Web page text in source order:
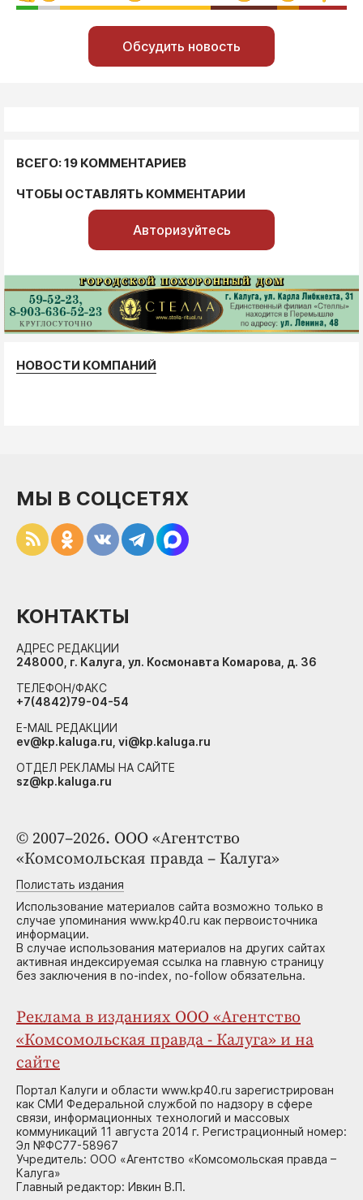
Обсудить новость
ВСЕГО: 19 КОММЕНТАРИЕВ
ЧТОБЫ ОСТАВЛЯТЬ КОММЕНТАРИИ
Авторизуйтесь
НОВОСТИ КОМПАНИЙ
© 2007–2026. ООО «Агентство
«Комсомольская правда – Калуга»
Полистать издания
Использование материалов сайта возможно только в
случае упоминания www.kp40.ru как первоисточника
информации.
В случае использования материалов на других сайтах
активная индексируемая ссылка на главную страницу
без заключения в no-index, no-follow обязательна.
Реклама в изданиях ООО «Агентство
«Комсомольская правда - Калуга» и на
сайте
Портал Калуги и области www.kp40.ru зарегистрирован
как СМИ Федеральной службой по надзору в сфере
связи, информационных технологий и массовых
коммуникаций 11 августа 2014 г. Регистрационный номер:
Эл №ФС77-58967
Учредитель: ООО «Агентство «Комсомольская правда –
Калуга»
Главный редактор: Ивкин В.П.
МЫ В СОЦСЕТЯХ
КОНТАКТЫ
АДРЕС РЕДАКЦИИ
248000, г. Калуга, ул. Космонавта Комарова, д. 36
ТЕЛЕФОН/ФАКС
+7(4842)79-04-54
E-MAIL РЕДАКЦИИ
ev@kp.kaluga.ru, vi@kp.kaluga.ru
ОТДЕЛ РЕКЛАМЫ НА САЙТЕ
sz@kp.kaluga.ru